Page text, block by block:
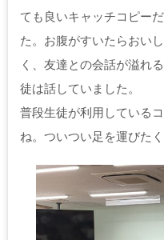
ても良いキャッチコピー
た。お腹がすいたらおい
く、友達との会話が溢れ
徒は話していました。
普段生徒が利用している
ね。ついつい足を運びたく